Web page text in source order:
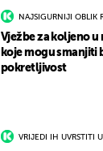
NAJSIGURNIJI OBLIK
Vježbe za koljeno u
koje mogu smanjiti
pokretljivost
VRIJEDI IH UVRSTITI